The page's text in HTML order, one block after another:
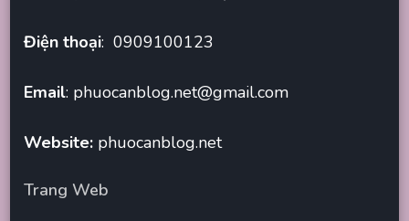
Điện thoại: 0909100123
Email: phuocanblog.net@gmail.com
Website: phuocanblog.net
Trang Web